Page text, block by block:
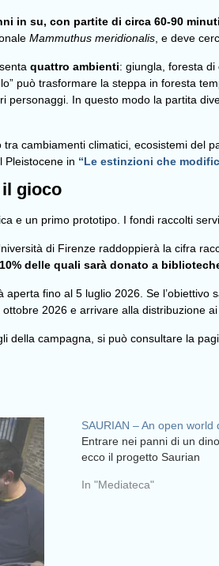
in su, con partite di circa 60-90 minuti
Mammuthus meridionalis , e deve
quattro ambienti: giungla, foresta
può trasformare la steppa in foresta
personaggi. In questo modo la partita
cambiamenti climatici, ecosistemi del
Pleistocene in “Le estinzioni che
gioco
e un primo prototipo. I fondi raccolti
di Firenze raddoppierà la cifra
delle quali sarà donato a
aperta fino al 5 luglio 2026. Se
2026 e arrivare alla distribuzione ai
della campagna, si può consultare la
SAURIAN – An open
Entrare nei panni di un
ecco il progetto Saurian
In "Mediateca"